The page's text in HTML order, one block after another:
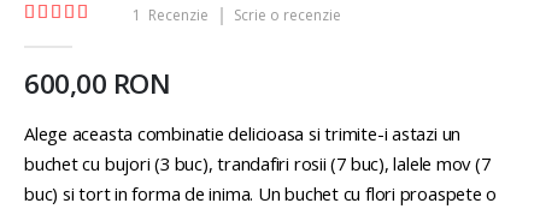
Rating: 1 Recenzie Scrie o recenzie
600,00 RON
Alege aceasta combinatie delicioasa si trimite-i astazi un
buchet cu bujori (3 buc), trandafiri rosii (7 buc), lalele mov (7
buc) si tort in forma de inima. Un buchet cu flori proaspete o